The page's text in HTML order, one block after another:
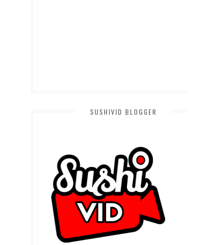
SUSHIVID BLOGGER